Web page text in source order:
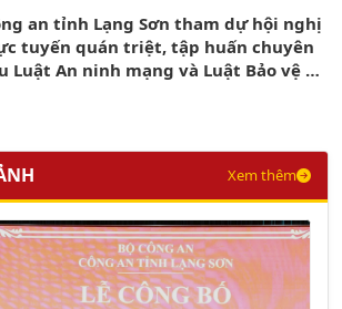
an tỉnh Lạng Sơn tham dự hội nghị
tuyến quán triệt, tập huấn chuyên
Luật An ninh mạng và Luật Bảo vệ dữ
Xem thêm